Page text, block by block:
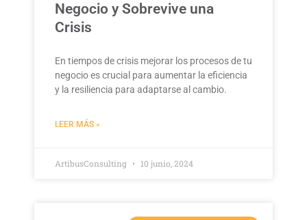
Negocio y Sobrevive una
Crisis
En tiempos de crisis mejorar los procesos de tu
negocio es crucial para aumentar la eficiencia
y la resiliencia para adaptarse al cambio.
LEER MÁS »
ArtibusConsulting 10 junio, 2024